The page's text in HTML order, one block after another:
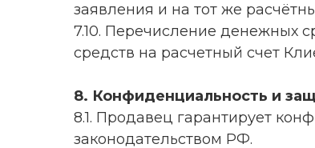
заявления и на тот же
7.10. Перечисление денежных
средств на расчетный счет
8. Конфиденциальность и
8.1. Продавец гарантирует
законодательством РФ.